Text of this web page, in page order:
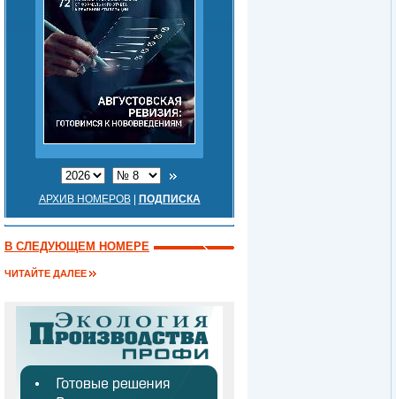
АРХИВ НОМЕРОВ| ПОДПИСКА
В СЛЕДУЮЩЕМ НОМЕРЕ
ЧИТАЙТЕ ДАЛЕЕ